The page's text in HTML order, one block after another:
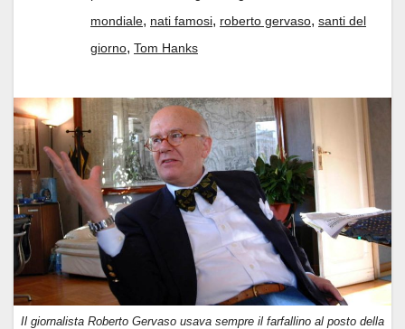
mondiale, nati famosi, roberto gervaso, santi del
giorno, Tom Hanks
Il giornalista Roberto Gervaso usava sempre il farfallino al posto della